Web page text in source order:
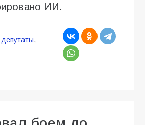
ИИ.
депутаты,